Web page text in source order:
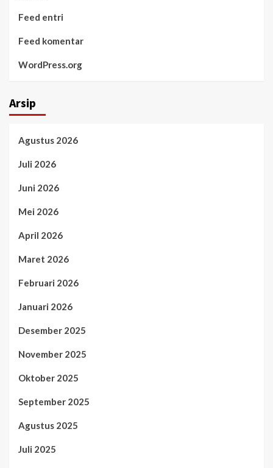
Feed entri
Feed komentar
WordPress.org
Arsip
Agustus 2026
Juli 2026
Juni 2026
Mei 2026
April 2026
Maret 2026
Februari 2026
Januari 2026
Desember 2025
November 2025
Oktober 2025
September 2025
Agustus 2025
Juli 2025